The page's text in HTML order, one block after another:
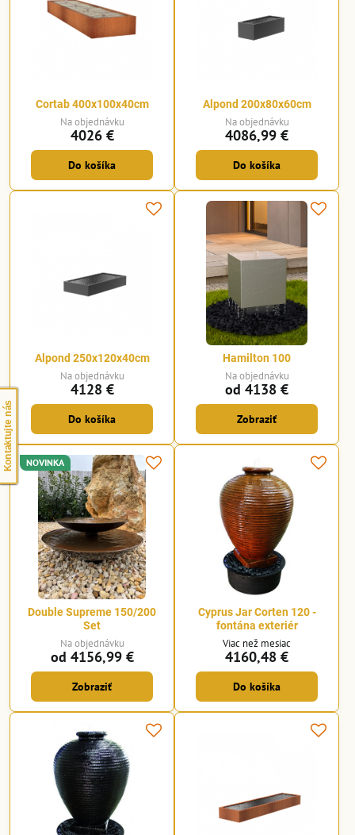
Cortab 400x100x40cm
Na objednávku
4026 €
Do košíka
Alpond 200x80x60cm
Na objednávku
4086,99 €
Do košíka
Alpond 250x120x40cm
Na objednávku
4128 €
Do košíka
Hamilton 100
Na objednávku
od 4138 €
Zobraziť
NOVINKA
Double Supreme 150/200
Set
Na objednávku
od 4156,99 €
Zobraziť
Cyprus Jar Corten 120 -
fontána exteriér
Viac než mesiac
4160,48 €
Do košíka
Kontaktujte nás